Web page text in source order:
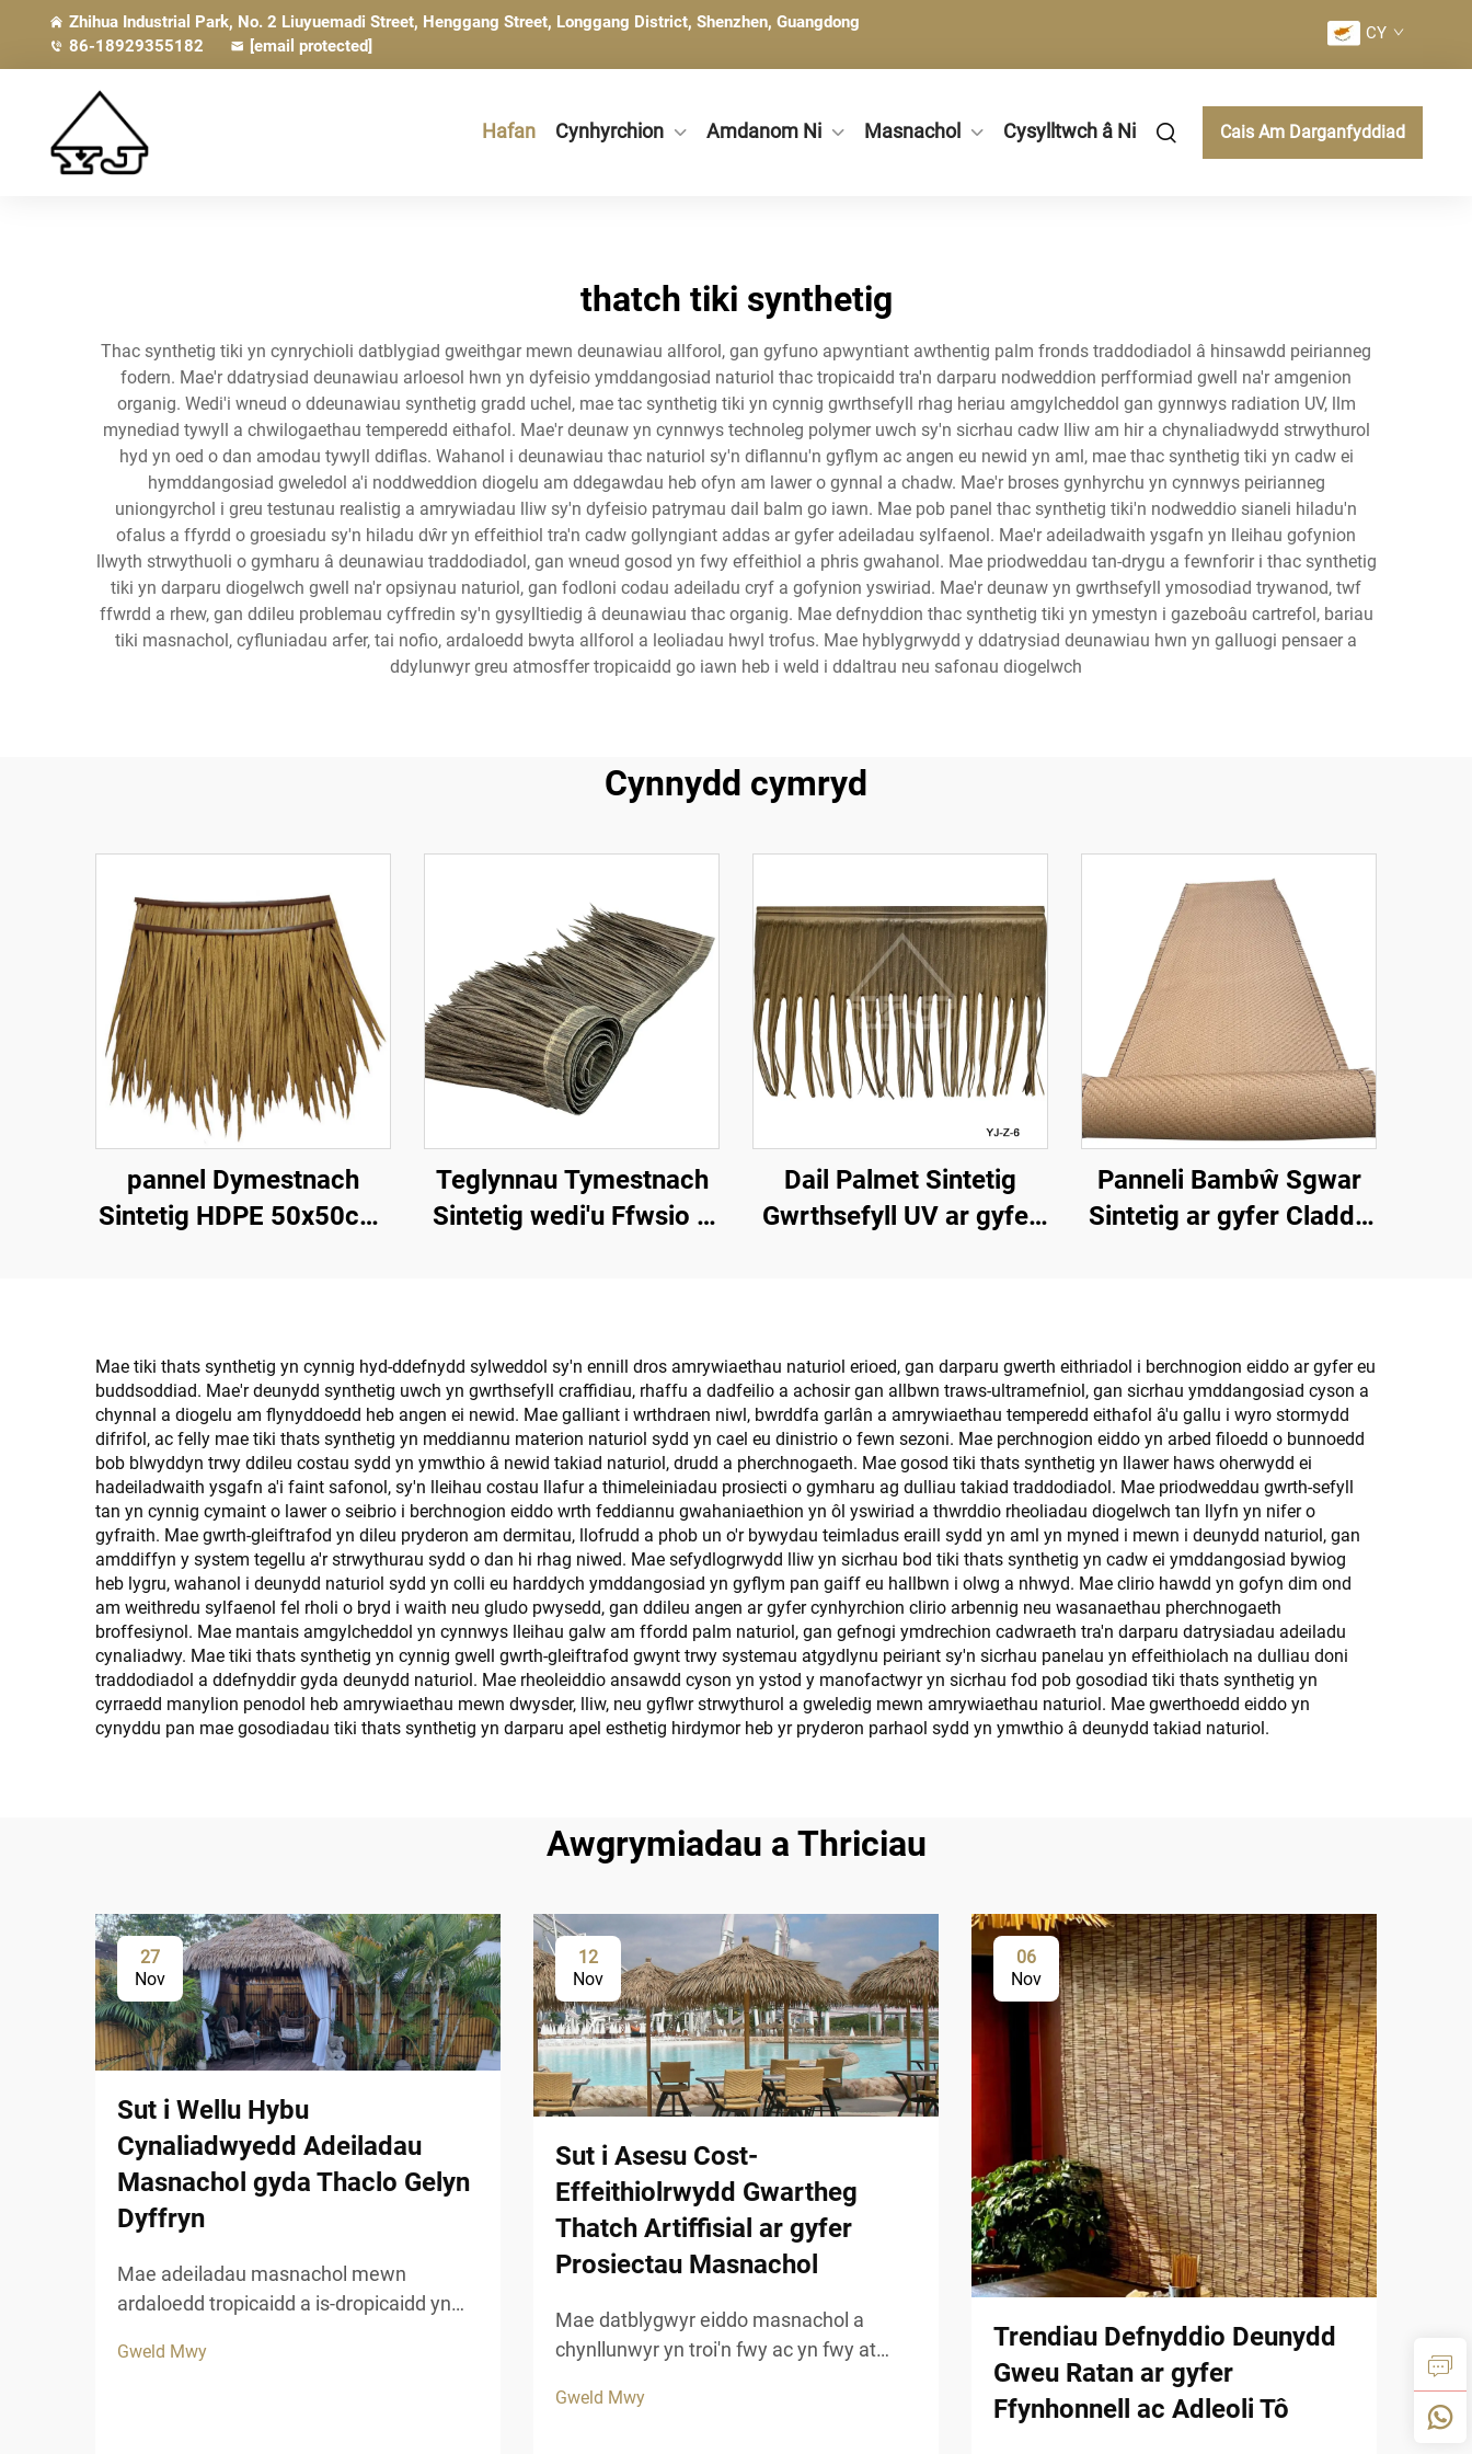
Zhihua Industrial Park, No. 2 Liuyuemadi Street, Henggang Street, Longgang District, Shenzhen, Guangdong
86-18929355182
[email protected]
CY
Hafan Cynhyrchion Amdanom Ni Masnachol Cysylltwch â Ni Cais Am Darganfyddiad
thatch tiki synthetig
Thac synthetig tiki yn cynrychioli datblygiad gweithgar mewn deunawiau allforol, gan gyfuno apwyntiant awthentig palm fronds traddodiadol â hinsawdd peirianneg
fodern. Mae'r ddatrysiad deunawiau arloesol hwn yn dyfeisio ymddangosiad naturiol thac tropicaidd tra'n darparu nodweddion perfformiad gwell na'r amgenion
organig. Wedi'i wneud o ddeunawiau synthetig gradd uchel, mae tac synthetig tiki yn cynnig gwrthsefyll rhag heriau amgylcheddol gan gynnwys radiation UV, llm
mynediad tywyll a chwilogaethau temperedd eithafol. Mae'r deunaw yn cynnwys technoleg polymer uwch sy'n sicrhau cadw lliw am hir a chynaliadwydd strwythurol
hyd yn oed o dan amodau tywyll ddiflas. Wahanol i deunawiau thac naturiol sy'n diflannu'n gyflym ac angen eu newid yn aml, mae thac synthetig tiki yn cadw ei
hymddangosiad gweledol a'i noddweddion diogelu am ddegawdau heb ofyn am lawer o gynnal a chadw. Mae'r broses gynhyrchu yn cynnwys peirianneg
uniongyrchol i greu testunau realistig a amrywiadau lliw sy'n dyfeisio patrymau dail balm go iawn. Mae pob panel thac synthetig tiki'n nodweddio sianeli hiladu'n
ofalus a ffyrdd o groesiadu sy'n hiladu dŵr yn effeithiol tra'n cadw gollyngiant addas ar gyfer adeiladau sylfaenol. Mae'r adeiladwaith ysgafn yn lleihau gofynion
llwyth strwythuoli o gymharu â deunawiau traddodiadol, gan wneud gosod yn fwy effeithiol a phris gwahanol. Mae priodweddau tan-drygu a fewnforir i thac synthetig
tiki yn darparu diogelwch gwell na'r opsiynau naturiol, gan fodloni codau adeiladu cryf a gofynion yswiriad. Mae'r deunaw yn gwrthsefyll ymosodiad trywanod, twf
ffwrdd a rhew, gan ddileu problemau cyffredin sy'n gysylltiedig â deunawiau thac organig. Mae defnyddion thac synthetig tiki yn ymestyn i gazeboâu cartrefol, bariau
tiki masnachol, cyfluniadau arfer, tai nofio, ardaloedd bwyta allforol a leoliadau hwyl trofus. Mae hyblygrwydd y ddatrysiad deunawiau hwn yn galluogi pensaer a
ddylunwyr greu atmosffer tropicaidd go iawn heb i weld i ddaltrau neu safonau diogelwch
Cynnydd cymryd
pannel Dymestnach
Sintetig HDPE 50x50cm,
Teglynnau Tymestnach
Sintetig wedi'u Ffwsio â
Dail Palmet Sintetig
Gwrthsefyll UV ar gyfer
Panneli Bambŵ Sgwar
Sintetig ar gyfer Claddu
Mae tiki thats synthetig yn cynnig hyd-ddefnydd sylweddol sy'n ennill dros amrywiaethau naturiol erioed, gan darparu gwerth eithriadol i berchnogion eiddo ar gyfer eu
buddsoddiad. Mae'r deunydd synthetig uwch yn gwrthsefyll craffidiau, rhaffu a dadfeilio a achosir gan allbwn traws-ultramefniol, gan sicrhau ymddangosiad cyson a
chynnal a diogelu am flynyddoedd heb angen ei newid. Mae galliant i wrthdraen niwl, bwrddfa garlân a amrywiaethau temperedd eithafol â'u gallu i wyro stormydd
difrifol, ac felly mae tiki thats synthetig yn meddiannu materion naturiol sydd yn cael eu dinistrio o fewn sezoni. Mae perchnogion eiddo yn arbed filoedd o bunnoedd
bob blwyddyn trwy ddileu costau sydd yn ymwthio â newid takiad naturiol, drudd a pherchnogaeth. Mae gosod tiki thats synthetig yn llawer haws oherwydd ei
hadeiladwaith ysgafn a'i faint safonol, sy'n lleihau costau llafur a thimeleiniadau prosiecti o gymharu ag dulliau takiad traddodiadol. Mae priodweddau gwrth-sefyll
tan yn cynnig cymaint o lawer o seibrio i berchnogion eiddo wrth feddiannu gwahaniaethion yn ôl yswiriad a thwrddio rheoliadau diogelwch tan llyfn yn nifer o
gyfraith. Mae gwrth-gleiftrafod yn dileu pryderon am dermitau, llofrudd a phob un o'r bywydau teimladus eraill sydd yn aml yn myned i mewn i deunydd naturiol, gan
amddiffyn y system tegellu a'r strwythurau sydd o dan hi rhag niwed. Mae sefydlogrwydd lliw yn sicrhau bod tiki thats synthetig yn cadw ei ymddangosiad bywiog
heb lygru, wahanol i deunydd naturiol sydd yn colli eu harddych ymddangosiad yn gyflym pan gaiff eu hallbwn i olwg a nhwyd. Mae clirio hawdd yn gofyn dim ond
am weithredu sylfaenol fel rholi o bryd i waith neu gludo pwysedd, gan ddileu angen ar gyfer cynhyrchion clirio arbennig neu wasanaethau pherchnogaeth
broffesiynol. Mae mantais amgylcheddol yn cynnwys lleihau galw am ffordd palm naturiol, gan gefnogi ymdrechion cadwraeth tra'n darparu datrysiadau adeiladu
cynaliadwy. Mae tiki thats synthetig yn cynnig gwell gwrth-gleiftrafod gwynt trwy systemau atgydlynu peiriant sy'n sicrhau panelau yn effeithiolach na dulliau doni
traddodiadol a ddefnyddir gyda deunydd naturiol. Mae rheoleiddio ansawdd cyson yn ystod y manofactwyr yn sicrhau fod pob gosodiad tiki thats synthetig yn
cyrraedd manylion penodol heb amrywiaethau mewn dwysder, lliw, neu gyflwr strwythurol a gweledig mewn amrywiaethau naturiol. Mae gwerthoedd eiddo yn
cynyddu pan mae gosodiadau tiki thats synthetig yn darparu apel esthetig hirdymor heb yr pryderon parhaol sydd yn ymwthio â deunydd takiad naturiol.
Awgrymiadau a Thriciau
27
Nov
Sut i Wellu Hybu
Cynaliadwyedd Adeiladau
Masnachol gyda Thaclo Gelyn
Dyffryn
Mae adeiladau masnachol mewn
ardaloedd tropicaidd a is-dropicaidd yn
gynnal ymddangosiad esthetig tra bod
Gweld Mwy
12
Nov
Sut i Asesu Cost-
Effeithiolrwydd Gwartheg
Thatch Artiffisial ar gyfer
Prosiectau Masnachol
Mae datblygwyr eiddo masnachol a
chynllunwyr yn troi'n fwy ac yn fwy at
cyfuno carnedd esteteg â pharhad hir
Gweld Mwy
06
Nov
Trendiau Defnyddio Deunydd
Gweu Ratan ar gyfer
Ffynhonnell ac Adleoli Tô